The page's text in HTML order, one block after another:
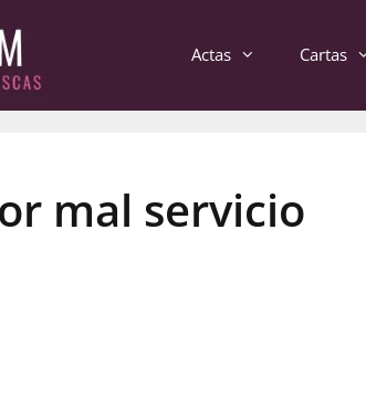
Actas Cartas
mal servicio